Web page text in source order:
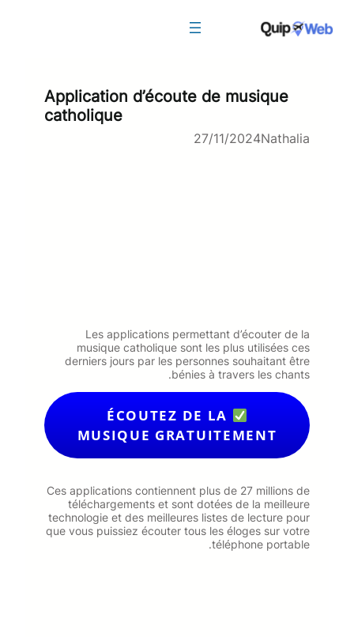
Application d’écoute de musique
catholique
Nathalia
27/11/2024
Les applications permettant d’écouter de la
musique catholique sont les plus utilisées ces
derniers jours par les personnes souhaitant être
bénies à travers les chants.
ÉCOUTEZ DE LA
MUSIQUE GRATUITEMENT
Ces applications contiennent plus de 27 millions de
téléchargements et sont dotées de la meilleure
technologie et des meilleures listes de lecture pour
que vous puissiez écouter tous les éloges sur votre
téléphone portable.